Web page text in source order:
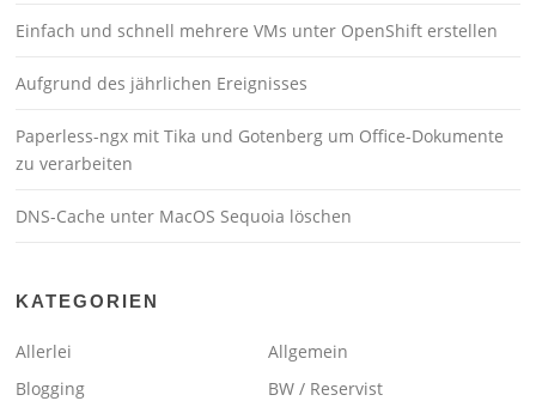
Einfach und schnell mehrere VMs unter OpenShift erstellen
Aufgrund des jährlichen Ereignisses
Paperless-ngx mit Tika und Gotenberg um Office-Dokumente
zu verarbeiten
DNS-Cache unter MacOS Sequoia löschen
KATEGORIEN
Allerlei
Allgemein
Blogging
BW / Reservist